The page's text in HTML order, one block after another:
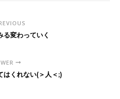
る変わっていく
はくれない(＞人＜;)